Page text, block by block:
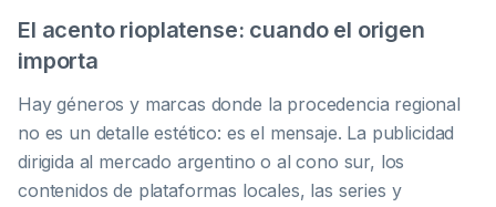
El acento rioplatense: cuando el origen
importa
Hay géneros y marcas donde la procedencia regional
no es un detalle estético: es el mensaje. La publicidad
dirigida al mercado argentino o al cono sur, los
contenidos de plataformas locales, las series y